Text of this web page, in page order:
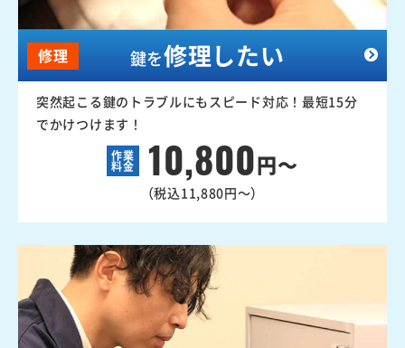
修理 鍵を修理したい
突然起こる鍵のトラブルにもスピード対応！最短15分
でかけつけます！
作業
料金 10,800円～
（税込11,880円～）